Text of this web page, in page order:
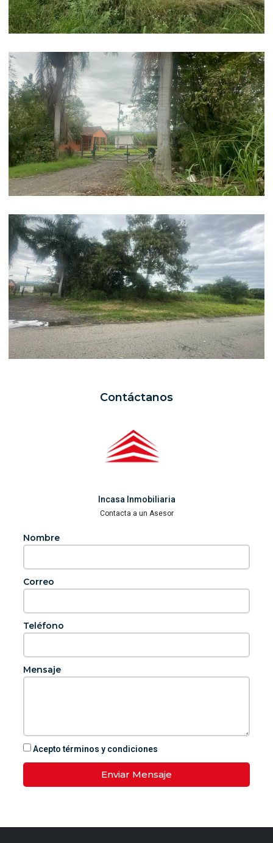
Contáctanos
Incasa Inmobiliaria
Contacta a un Asesor
Nombre
Correo
Teléfono
Mensaje
Acepto términos y condiciones
Enviar Mensaje